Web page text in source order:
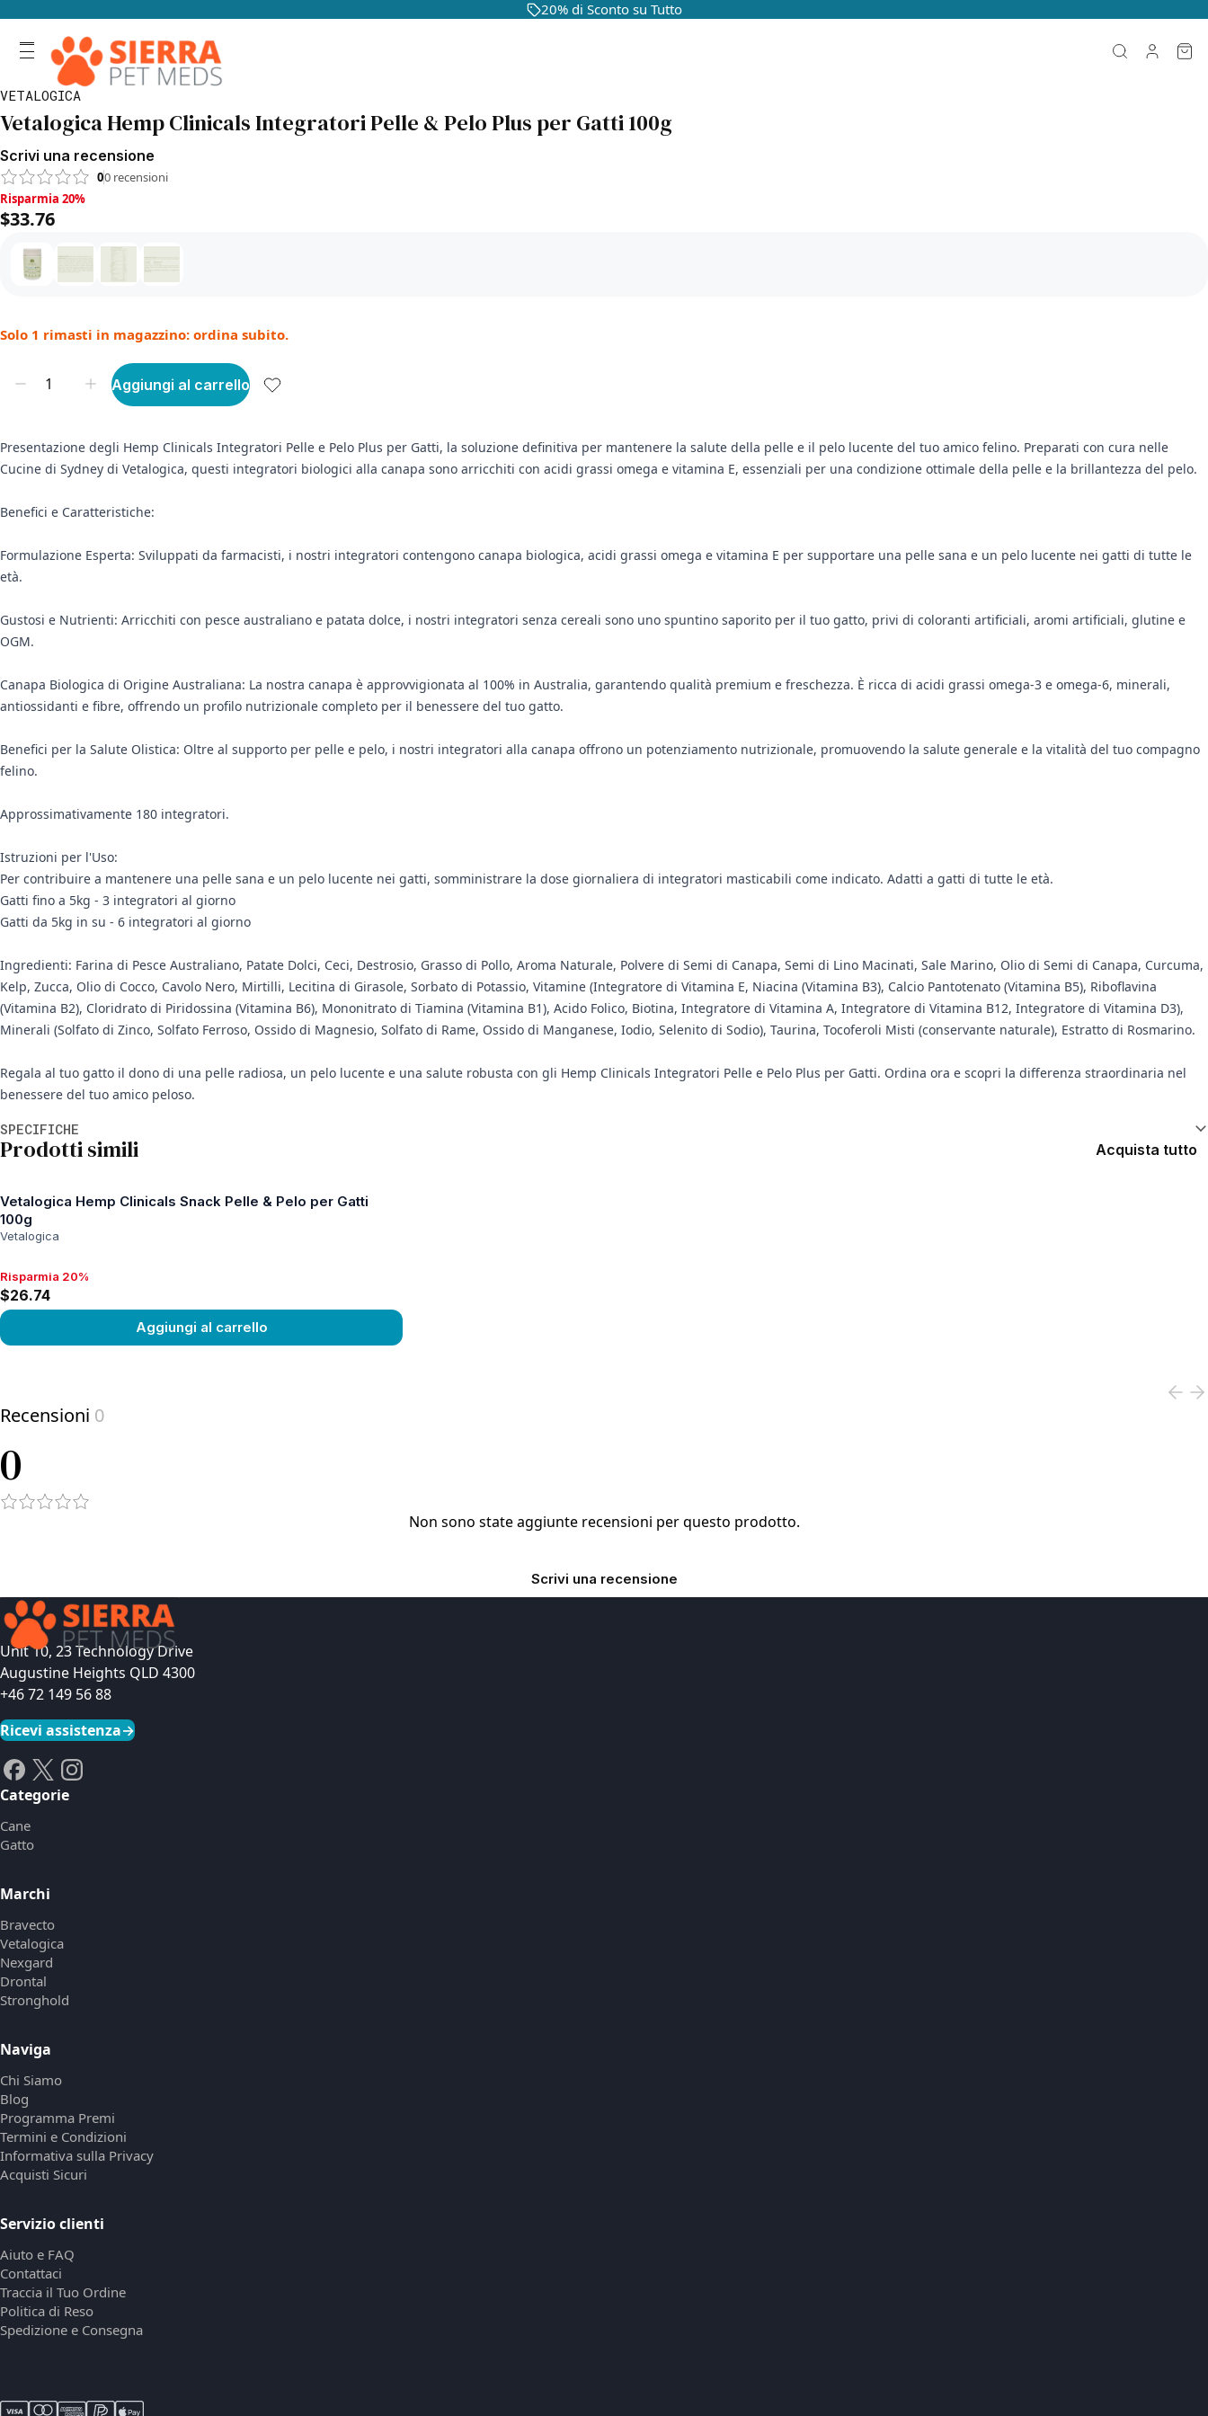
20% di Sconto su Tutto
VETALOGICA
Vetalogica Hemp Clinicals Integratori Pelle & Pelo Plus per Gatti 100g
Scrivi una recensione
00 recensioni
Risparmia 20%, $33.76
Risparmia 20%
$33.76
Solo 1 rimasti in magazzino: ordina subito.
Aggiungi al carrello
Presentazione degli Hemp Clinicals Integratori Pelle e Pelo Plus per Gatti, la soluzione definitiva per mantenere la salute della pelle e il pelo lucente del tuo amico felino. Preparati con cura nelle
Cucine di Sydney di Vetalogica, questi integratori biologici alla canapa sono arricchiti con acidi grassi omega e vitamina E, essenziali per una condizione ottimale della pelle e la brillantezza del pelo.
Benefici e Caratteristiche:
Formulazione Esperta: Sviluppati da farmacisti, i nostri integratori contengono canapa biologica, acidi grassi omega e vitamina E per supportare una pelle sana e un pelo lucente nei gatti di tutte le
età.
Gustosi e Nutrienti: Arricchiti con pesce australiano e patata dolce, i nostri integratori senza cereali sono uno spuntino saporito per il tuo gatto, privi di coloranti artificiali, aromi artificiali, glutine e
OGM.
Canapa Biologica di Origine Australiana: La nostra canapa è approvvigionata al 100% in Australia, garantendo qualità premium e freschezza. È ricca di acidi grassi omega-3 e omega-6, minerali,
antiossidanti e fibre, offrendo un profilo nutrizionale completo per il benessere del tuo gatto.
Benefici per la Salute Olistica: Oltre al supporto per pelle e pelo, i nostri integratori alla canapa offrono un potenziamento nutrizionale, promuovendo la salute generale e la vitalità del tuo compagno
felino.
Approssimativamente 180 integratori.
Istruzioni per l'Uso:
Per contribuire a mantenere una pelle sana e un pelo lucente nei gatti, somministrare la dose giornaliera di integratori masticabili come indicato. Adatti a gatti di tutte le età.
Gatti fino a 5kg - 3 integratori al giorno
Gatti da 5kg in su - 6 integratori al giorno
Ingredienti: Farina di Pesce Australiano, Patate Dolci, Ceci, Destrosio, Grasso di Pollo, Aroma Naturale, Polvere di Semi di Canapa, Semi di Lino Macinati, Sale Marino, Olio di Semi di Canapa, Curcuma,
Kelp, Zucca, Olio di Cocco, Cavolo Nero, Mirtilli, Lecitina di Girasole, Sorbato di Potassio, Vitamine (Integratore di Vitamina E, Niacina (Vitamina B3), Calcio Pantotenato (Vitamina B5), Riboflavina
(Vitamina B2), Cloridrato di Piridossina (Vitamina B6), Mononitrato di Tiamina (Vitamina B1), Acido Folico, Biotina, Integratore di Vitamina A, Integratore di Vitamina B12, Integratore di Vitamina D3),
Minerali (Solfato di Zinco, Solfato Ferroso, Ossido di Magnesio, Solfato di Rame, Ossido di Manganese, Iodio, Selenito di Sodio), Taurina, Tocoferoli Misti (conservante naturale), Estratto di Rosmarino.
Regala al tuo gatto il dono di una pelle radiosa, un pelo lucente e una salute robusta con gli Hemp Clinicals Integratori Pelle e Pelo Plus per Gatti. Ordina ora e scopri la differenza straordinaria nel
benessere del tuo amico peloso.
SPECIFICHE
Prodotti simili Acquista tutto
Vetalogica Hemp Clinicals Snack Pelle & Pelo per Gatti
100g
Vetalogica
Risparmia 20%, $26.74
Risparmia 20%
$26.74
Aggiungi al carrello
Recensioni 0
0
Non sono state aggiunte recensioni per questo prodotto.
Scrivi una recensione
Unit 10, 23 Technology Drive
Augustine Heights QLD 4300
+46 72 149 56 88
Ricevi assistenza→
Categorie
Cane
Gatto
Marchi
Bravecto
Vetalogica
Nexgard
Drontal
Stronghold
Naviga
Chi Siamo
Blog
Programma Premi
Termini e Condizioni
Informativa sulla Privacy
Acquisti Sicuri
Servizio clienti
Aiuto e FAQ
Contattaci
Traccia il Tuo Ordine
Politica di Reso
Spedizione e Consegna